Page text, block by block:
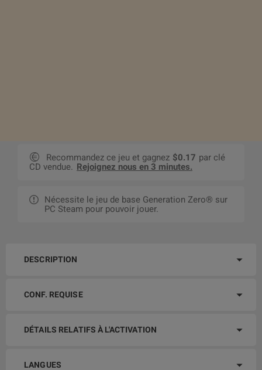
Recommandez ce jeu et gagnez $0.17 par clé
CD vendue. Rejoignez nous en 3 minutes.
Nécessite le jeu de base Generation Zero® sur
PC Steam pour pouvoir jouer.
DESCRIPTION
CONF. REQUISE
DÉTAILS RELATIFS À L'ACTIVATION
LANGUES